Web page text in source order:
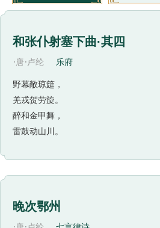
和张仆射塞下曲·其四
·唐·卢纶 乐府
野幕敞琼筵，
羌戎贺劳旋。
醉和金甲舞，
雷鼓动山川。
晚次鄂州